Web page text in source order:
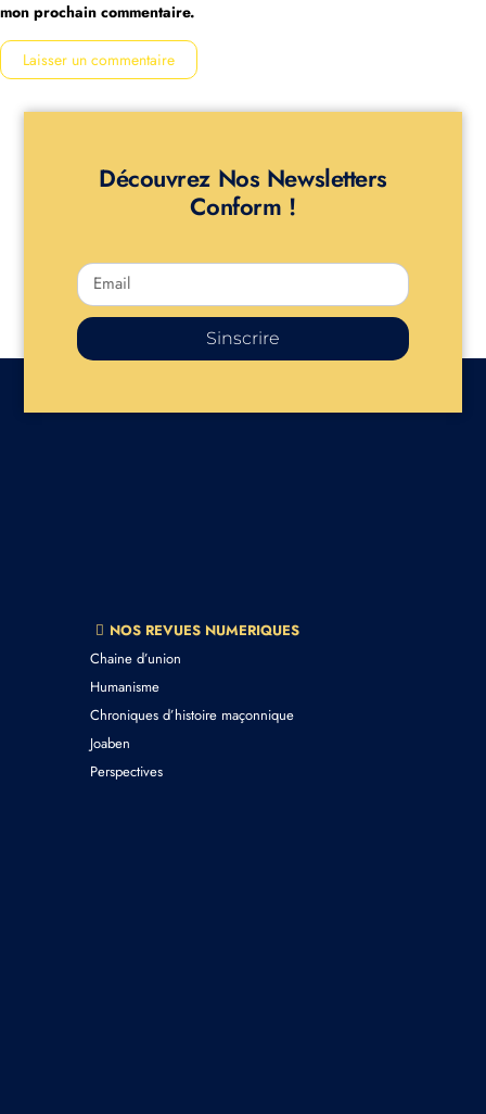
mon prochain commentaire.
Découvrez Nos Newsletters
Conform !
Sinscrire
NOS REVUES NUMERIQUES
Chaine d’union
Humanisme
Chroniques d’histoire maçonnique
Joaben
Perspectives